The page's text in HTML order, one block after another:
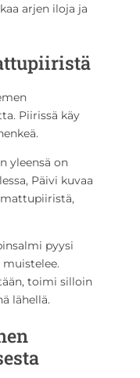
arjen iloja ja
Piirissä käy
yleensä on
Päivi kuvaa
pyysi
toimi silloin
lähellä.